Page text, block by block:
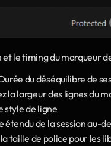
le timing du marqueur
du déséquilibre de
la largeur des lignes du
style de ligne
de la session au-
taille de police pour les